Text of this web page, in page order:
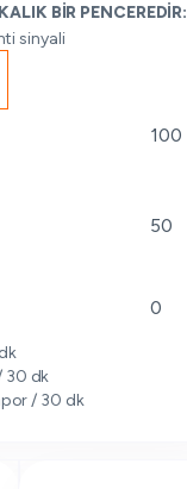
BIR PENCEREDIR:
sinyali
100
50
0
30 dk
/ 30 dk